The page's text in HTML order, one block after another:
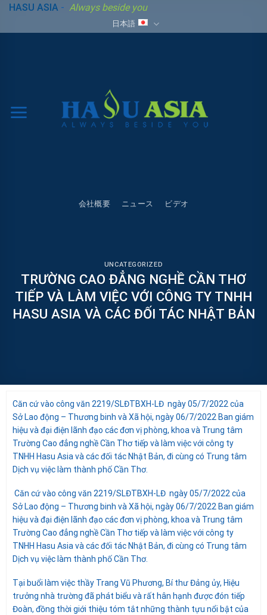
Skip
content
HASU ASIA - Always beside you
日本語
会社概要 ニュース ビデオ
UNCATEGORIZED
TRƯỜNG CAO ĐẲNG NGHỀ CẦN THƠ
TIẾP VÀ LÀM VIỆC VỚI CÔNG TY TNHH
HASU ASIA VÀ CÁC ĐỐI TÁC NHẬT BẢN
Căn cứ vào công văn 2219/SLĐTBXH-LĐ ngày 05/7/2022 của
Sở Lao động – Thương binh và Xã hội, ngày 06/7/2022 Ban giám
hiệu và đại điện lãnh đạo các đơn vị phòng, khoa và Trung tâm
Trường Cao đẳng nghề Cần Thơ tiếp và làm việc với công ty
TNHH Hasu Asia và các đối tác Nhật Bản, đi cùng có Trung tâm
Dịch vụ việc làm thành phố Cần Thơ.
Căn cứ vào công văn 2219/SLĐTBXH-LĐ ngày 05/7/2022 của
Sở Lao động – Thương binh và Xã hội, ngày 06/7/2022 Ban giám
hiệu và đại điện lãnh đạo các đơn vị phòng, khoa và Trung tâm
Trường Cao đẳng nghề Cần Thơ tiếp và làm việc với công ty
TNHH Hasu Asia và các đối tác Nhật Bản, đi cùng có Trung tâm
Dịch vụ việc làm thành phố Cần Thơ.
Tại buổi làm việc thầy Trang Vũ Phương, Bí thư Đảng ủy, Hiệu
trưởng nhà trường đã phát biểu và rất hân hạnh được đón tiếp
Đoàn, đồng thời giới thiệu tóm tắt những thành tựu nổi bật của